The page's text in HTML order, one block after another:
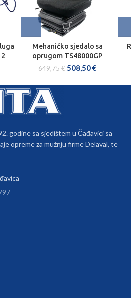
Mehaničko sjedalo sa
oprugom TS48000GP
649,75€ 508,50€
godine sa sjedištem u Čađavici sa
opreme za mužnju firme Delaval, te